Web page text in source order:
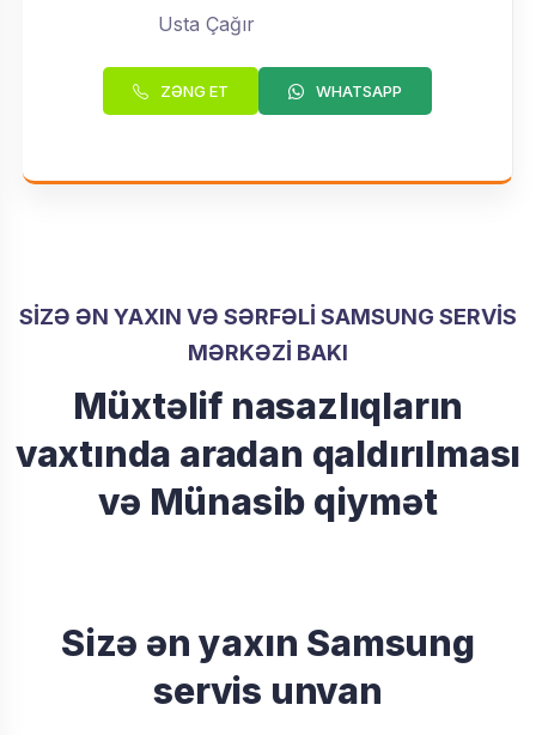
Usta Çağır
ZƏNG ET WHATSAPP
SIZƏ ƏN YAXIN VƏ SƏRFƏLI SAMSUNG SERVIS
MƏRKƏZI BAKI
Müxtəlif nasazlıqların
vaxtında aradan qaldırılması
və Münasib qiymət
Sizə ən yaxın Samsung
servis unvan